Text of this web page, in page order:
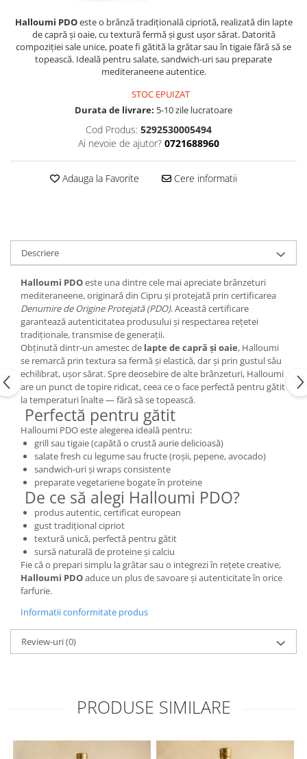
CREME ȘI PASTE TARTINABILE
CONDIMENTE
CEAIURI GRECEȘTI
CIOCOLATĂ ȘI CACAO
SUPERALIMENTE
TOATE PRODUSELE
Halloumi PDOeste o brânză tradițională cipriotă, realizată din lapte
de capră și oaie, cu textură fermă și gust ușor sărat. Datorită
compoziției sale unice, poate fi gătită la grătar sau în tigaie fără să se
topească. Ideală pentru salate, sandwich-uri sau preparate
mediteraneene autentice.
STOC EPUIZAT
Durata de livrare: 5-10 zile lucratoare
Cod Produs: 5292530005494
Ai nevoie de ajutor? 0721688960
Adauga la Favorite Cere informatii
Descriere
Halloumi PDOeste una dintre cele mai apreciate brânzeturi
mediteraneene, originară din Cipru și protejată prin certificarea
Denumire de Origine Protejată (PDO). Această certificare
garantează autenticitatea produsului și respectarea rețetei
tradiționale, transmise de generații.
Obținută dintr-un amestec de lapte de capră și oaie, Halloumi
se remarcă prin textura sa fermă și elastică, dar și prin gustul său
echilibrat, ușor sărat. Spre deosebire de alte brânzeturi, Halloumi
are un punct de topire ridicat, ceea ce o face perfectă pentru gătit
la temperaturi înalte — fără să se topească.
Perfectă pentru gătit
Halloumi PDO este alegerea ideală pentru:
grill sau tigaie (capătă o crustă aurie delicioasă)
salate fresh cu legume sau fructe (roșii, pepene, avocado)
sandwich-uri și wraps consistente
preparate vegetariene bogate în proteine
De ce să alegi Halloumi PDO?
produs autentic, certificat european
gust tradițional cipriot
textură unică, perfectă pentru gătit
sursă naturală de proteine și calciu
Fie că o prepari simplu la grătar sau o integrezi în rețete creative,
Halloumi PDOaduce un plus de savoare și autenticitate în orice
farfurie.
Informatii conformitate produs
Review-uri(0)
PRODUSE SIMILARE